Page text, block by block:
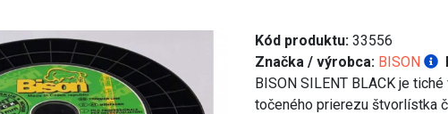
Kód produktu: 33556
Značka / výrobca: BISON
BISON SILENT BLACK je
točeného prierezu štvorlístka